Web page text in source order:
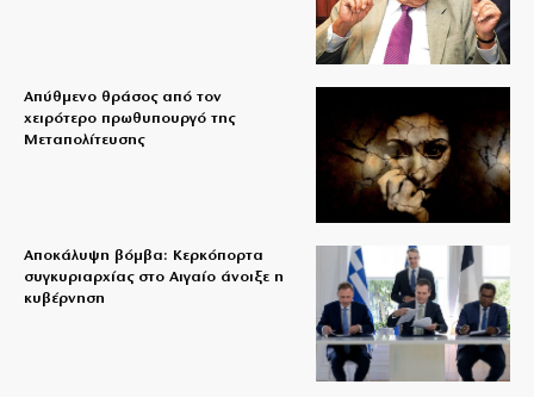
Απύθμενο θράσος από τον
χειρότερο πρωθυπουργό της
Μεταπολίτευσης
Αποκάλυψη βόμβα: Κερκόπορτα
συγκυριαρχίας στο Αιγαίο άνοιξε η
κυβέρνηση